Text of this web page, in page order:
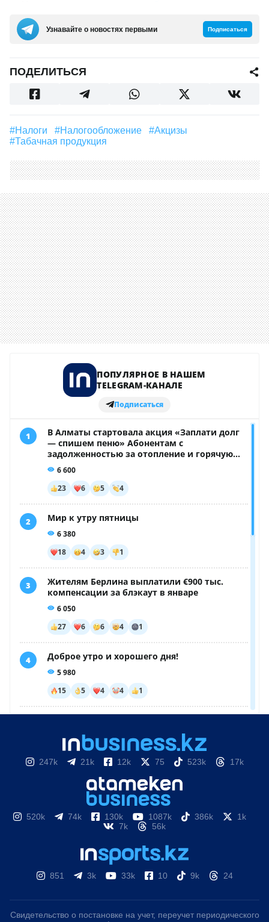
Узнавайте о новостях первыми Подписаться
ПОДЕЛИТЬСЯ
#налоги #Налогообложение
#акцизы
#табачная продукция
247k 21k 12k 75 523k 17k
520k 74k 130k 1087k 386k
1k
7k
56k
851 3k 33k 10 9k 24
Свидетельство о постановке на учет, переучет периодического